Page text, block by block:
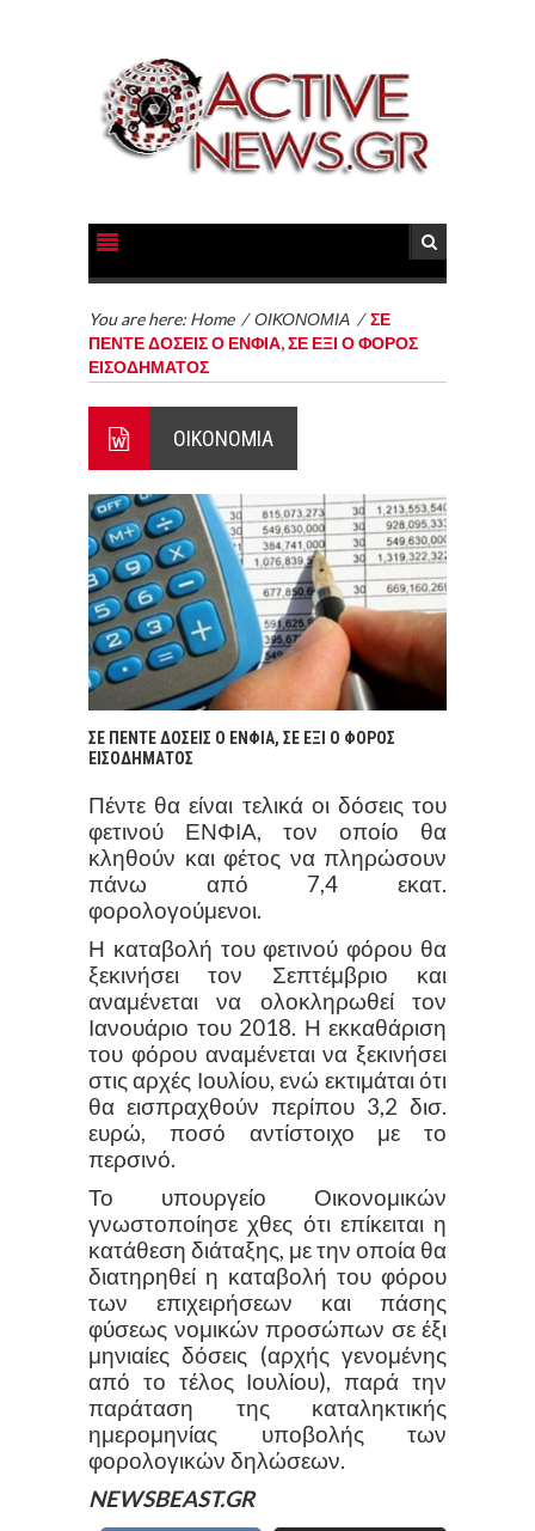
You are here: Home /ΟΙΚΟΝΟΜΙΑ /ΣΕ
ΠΕΝΤΕ ΔΟΣΕΙΣ Ο ΕΝΦΙΑ, ΣΕ ΕΞΙ Ο ΦΟΡΟΣ
ΕΙΣΟΔΗΜΑΤΟΣ
ΟΙΚΟΝΟΜΙΑ
ΣΕ ΠΕΝΤΕ ΔΟΣΕΙΣ Ο ΕΝΦΙΑ, ΣΕ ΕΞΙ Ο ΦΟΡΟΣ
ΕΙΣΟΔΗΜΑΤΟΣ
Πέντε θα είναι τελικά οι δόσεις του
φετινού ΕΝΦΙΑ, τον οποίο θα
κληθούν και φέτος να πληρώσουν
πάνω από 7,4 εκατ.
φορολογούμενοι.
Η καταβολή του φετινού φόρου θα
ξεκινήσει τον Σεπτέμβριο και
αναμένεται να ολοκληρωθεί τον
Ιανουάριο του 2018. Η εκκαθάριση
του φόρου αναμένεται να ξεκινήσει
στις αρχές Ιουλίου, ενώ εκτιμάται ότι
θα εισπραχθούν περίπου 3,2 δισ.
ευρώ, ποσό αντίστοιχο με το
περσινό.
Το υπουργείο Οικονομικών
γνωστοποίησε χθες ότι επίκειται η
κατάθεση διάταξης, με την οποία θα
διατηρηθεί η καταβολή του φόρου
των επιχειρήσεων και πάσης
φύσεως νομικών προσώπων σε έξι
μηνιαίες δόσεις (αρχής γενομένης
από το τέλος Ιουλίου), παρά την
παράταση της καταληκτικής
ημερομηνίας υποβολής των
φορολογικών δηλώσεων.
NEWSBEAST.GR